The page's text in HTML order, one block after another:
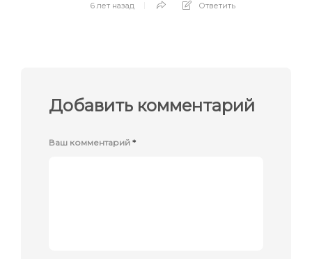
6 лет назад Ответить
Добавить комментарий
Ваш комментарий *